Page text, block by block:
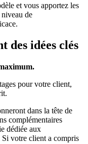
et vous apportez les
de
des idées clés
pour votre client,
dans la tête de
complémentaires
dédiée aux
votre client a compris